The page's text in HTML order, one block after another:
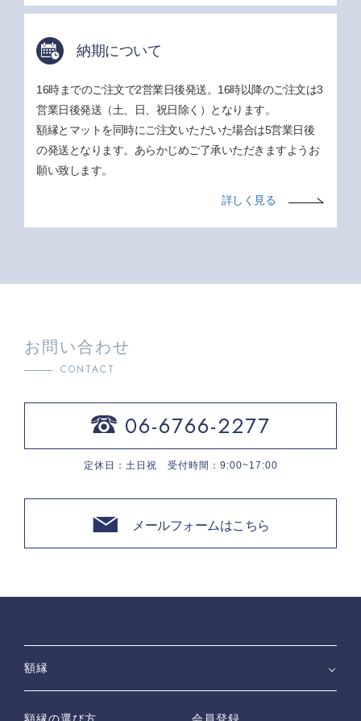
納期について
16時までのご注文で2営業日後発送。16時以降のご注文は3
営業日後発送（土、日、祝日除く）となります。
額縁とマットを同時にご注文いただいた場合は5営業日後
の発送となります。あらかじめご了承いただきますようお
願い致します。
詳しく見る
お問い合わせ
CONTACT
06-6766-2277
定休日：土日祝 受付時間：9:00~17:00
メールフォームはこちら
額縁